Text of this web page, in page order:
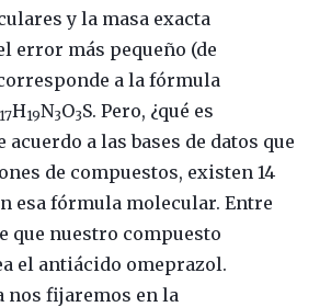
y la masa exacta
error más pequeño (de
a la fórmula
17H19N3O3S. Pero, ¿qué es
acuerdo a las bases de datos que
de compuestos, existen 14
esa fórmula molecular. Entre
que nuestro compuesto
el antiácido omeprazol.
nos fijaremos en la